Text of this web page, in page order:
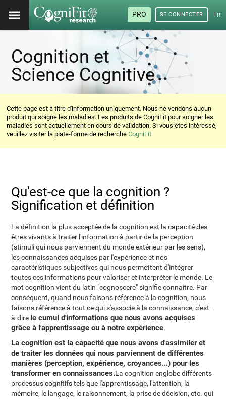
PRO SE CONNECTER
Cognition et
Science Cognitive
Cette page est à titre d'information uniquement. Nous ne vendons aucun
produit qui soigne les maladies. Les produits de CogniFit pour soigner les
maladies sont actuellement en cours de validation. Si vous êtes intéressé,
veuillez visiter la plate-forme de rechercheCogniFit
Qu'est-ce que la cognition ?
Signification et définition
La définition la plus acceptée de la cognition est la capacité des
êtres vivants à traiter l'information à partir de la perception
(stimuli qui nous parviennent du monde extérieur par les sens),
les connaissances acquises par l'expérience et nos
caractéristiques subjectives qui nous permettent d'intégrer
toutes ces informations pour valoriser et interpréter le monde. Le
mot cognition vient du latin "cognoscere" signifie connaître. Par
conséquent, quand nous faisons référence à la cognition, nous
faisons référence à tout ce qui s'associe à la connaissance, c'est-
à-dire le cumul d'informations que nous avons acquises
grâce à l'apprentissage ou à notre expérience.
La cognition est la capacité que nous avons d'assimiler et
de traiter les données qui nous parviennent de différentes
manières (perception, expérience, croyances...) pour les
transformer en connaissances.La cognition englobe différents
processus cognitifs tels que l'apprentissage, l'attention, la
mémoire, le langage, le raisonnement, la prise de décision, etc. qui